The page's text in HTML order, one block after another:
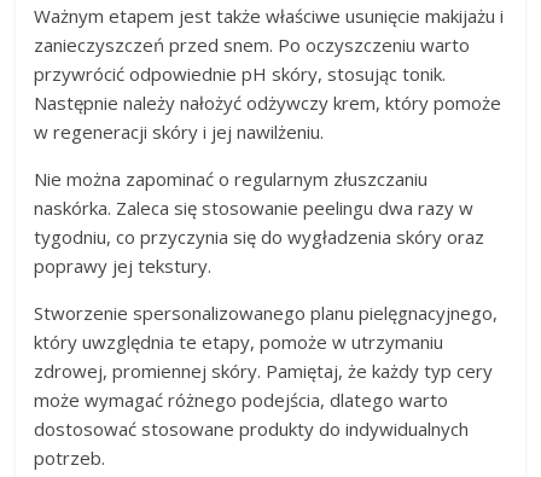
Ważnym etapem jest także właściwe usunięcie makijażu i
zanieczyszczeń przed snem. Po oczyszczeniu warto
przywrócić odpowiednie pH skóry, stosując tonik.
Następnie należy nałożyć odżywczy krem, który pomoże
w regeneracji skóry i jej nawilżeniu.
Nie można zapominać o regularnym złuszczaniu
naskórka. Zaleca się stosowanie peelingu dwa razy w
tygodniu, co przyczynia się do wygładzenia skóry oraz
poprawy jej tekstury.
Stworzenie spersonalizowanego planu pielęgnacyjnego,
który uwzględnia te etapy, pomoże w utrzymaniu
zdrowej, promiennej skóry. Pamiętaj, że każdy typ cery
może wymagać różnego podejścia, dlatego warto
dostosować stosowane produkty do indywidualnych
potrzeb.